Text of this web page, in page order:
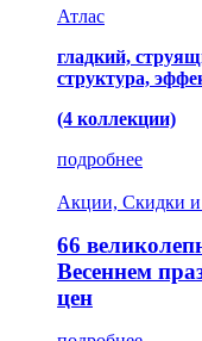
Атлас
гладкий,
структура,
(4 коллекции)
подробнее
Акции, Скидки и
66
Весеннем
цен